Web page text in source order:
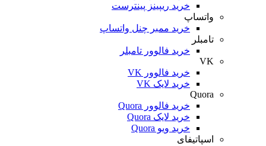
خرید ریپینز پینترست
واتساپ
خرید ممبر چنل واتساپ
خرید فالوور تامبلر
خرید فالوور VK
خرید لایک VK
خرید فالوور Quora
خرید لایک Quora
خرید ویو Quora
اسپاتیفای